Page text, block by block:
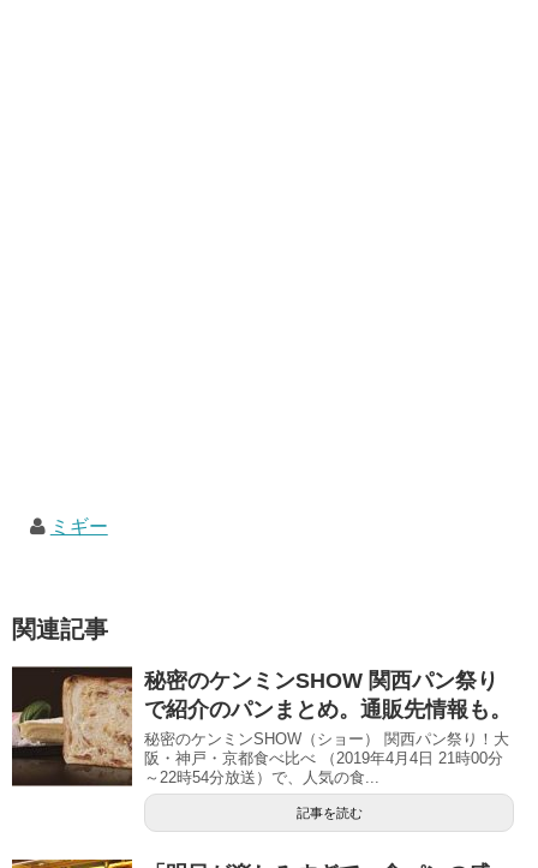
ミギー
関連記事
秘密のケンミンSHOW 関西パン祭り
で紹介のパンまとめ。通販先情報も。
秘密のケンミンSHOW（ショー） 関西パン祭り！大
阪・神戸・京都食べ比べ （2019年4月4日 21時00分
～22時54分放送）で、人気の食...
記事を読む